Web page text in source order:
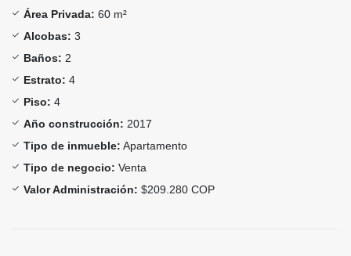
Área Privada: 60 m²
Alcobas: 3
Baños: 2
Estrato: 4
Piso: 4
Año construcción: 2017
Tipo de inmueble: Apartamento
Tipo de negocio: Venta
Valor Administración: $209.280 COP